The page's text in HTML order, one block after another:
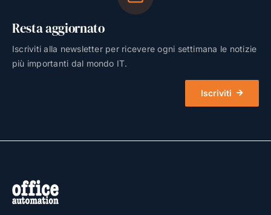
Resta aggiornato
Iscriviti alla newsletter per ricevere ogni settimana le notizie
più importanti dal mondo IT.
Iscriviti